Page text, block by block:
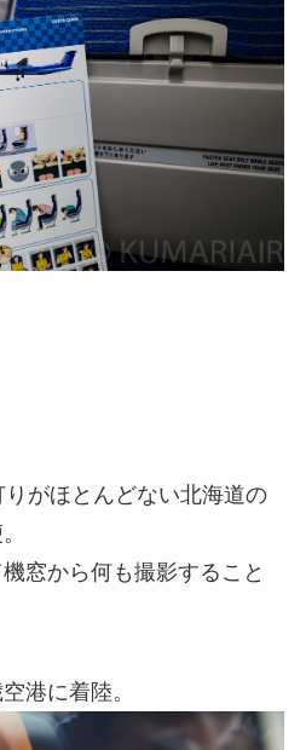
がほとんどない北海道の
窓から何も撮影すること
港に着陸。